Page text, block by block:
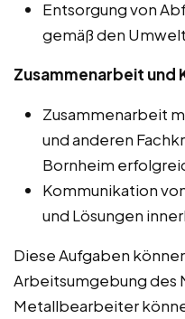
Entsorgung von
gemäß den
Zusammenarbeit und
Zusammenarbeit
und anderen
Bornheim
Kommunikation
und Lösungen
Diese Aufgaben
Arbeitsumgebung des
Metallbearbeiter